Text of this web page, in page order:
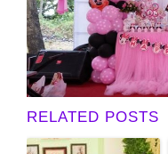
RELATED POSTS